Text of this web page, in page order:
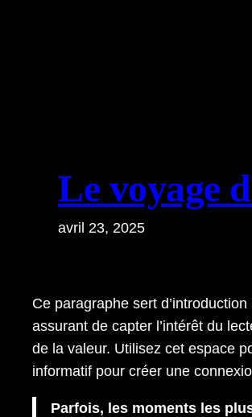
Le voyage
avril 23, 2025
Ce paragraphe sert
assurant de capter l’intérêt du
de la valeur. Utilisez cet espace
informatif pour créer une
Parfois, les moments les